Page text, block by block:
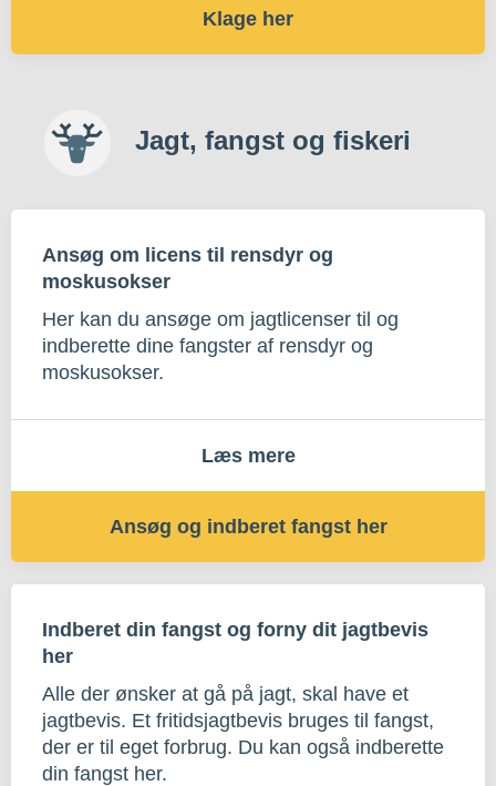
Klage her
Jagt, fangst og fiskeri
Ansøg om licens til rensdyr og
moskusokser
Her kan du ansøge om jagtlicenser til og
indberette dine fangster af rensdyr og
moskusokser.
Læs mere
Ansøg og indberet fangst her
Indberet din fangst og forny dit jagtbevis
her
Alle der ønsker at gå på jagt, skal have et
jagtbevis. Et fritidsjagtbevis bruges til fangst,
der er til eget forbrug. Du kan også indberette
din fangst her.